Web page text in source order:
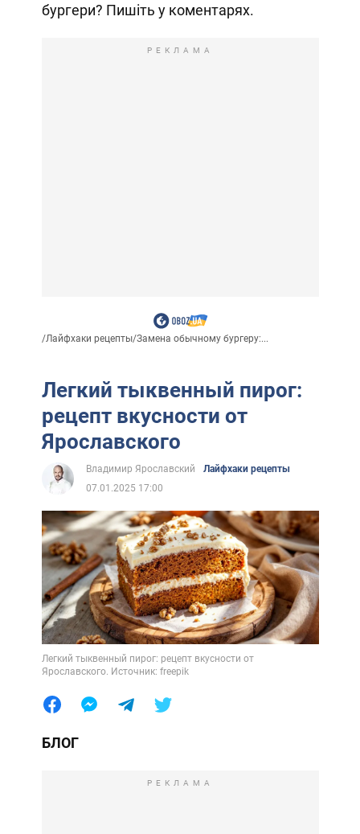
бургери? Пишіть у коментарях.
РЕКЛАМА
/Лайфхаки рецепты/Замена обычному бургеру:...
Легкий тыквенный пирог:
рецепт вкусности от
Ярославского
Владимир Ярославский
Лайфхаки рецепты
07.01.2025 17:00
Легкий тыквенный пирог: рецепт вкусности от
Ярославского. Источник: freepik
БЛОГ
РЕКЛАМА